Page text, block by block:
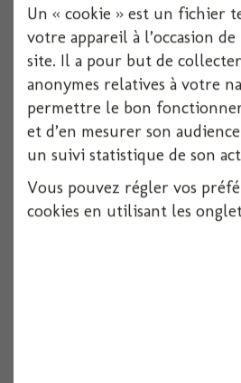
Un « cookie » est un fichier
votre appareil à l’occasion
site. Il a pour but de
anonymes relatives à votre
permettre le bon
et d’en mesurer son
un suivi statistique de son
Vous pouvez régler vos
cookies en utilisant les